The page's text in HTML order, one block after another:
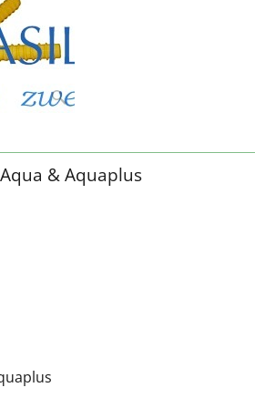
& Aquaplus